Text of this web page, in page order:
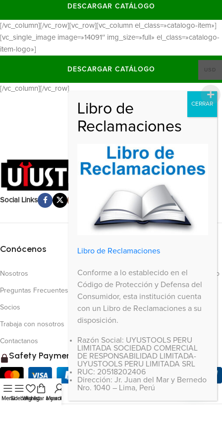
DESCARGAR CATÁLOGO
[/vc_column][/vc_row][vc_row][vc_column el_class=»catalogo-item»]
[vc_single_image image=»14091″ img_size=»full» el_class=»catalogo-
item-logo»]
DESCARGAR CATÁLOGO
[/vc_column][/vc_row]
Social Links
Conócenos
Nosotros
Preguntas Frecuentes
Socios
Trabaja con nosotros
Contactanos
Tienda
Visto recientemente.
Productos Destacados.
Top 100 productos
Más enlaces
Seguimiento de Pedido
Ultimas noticias
Purchase Theme
Safety Payments
MenuSidebarWishlist
Agregar a carrito
My account
Libro de Reclamaciones
Conforme a lo establecido en el
Código de Protección y Defensa del
Consumidor, esta institución cuenta
con un Libro de Reclamaciones a su
disposición.
Razón Social: UYUSTOOLS PERU
LIMITADA SOCIEDAD COMERCIAL
DE RESPONSABILIDAD LIMITADA-
UYUSTOOLS PERU LIMITADA SRL
RUC: 20518202406
Dirección: Jr. Juan del Mar y Bernedo
Nro. 1040 – Lima, Perú
USD